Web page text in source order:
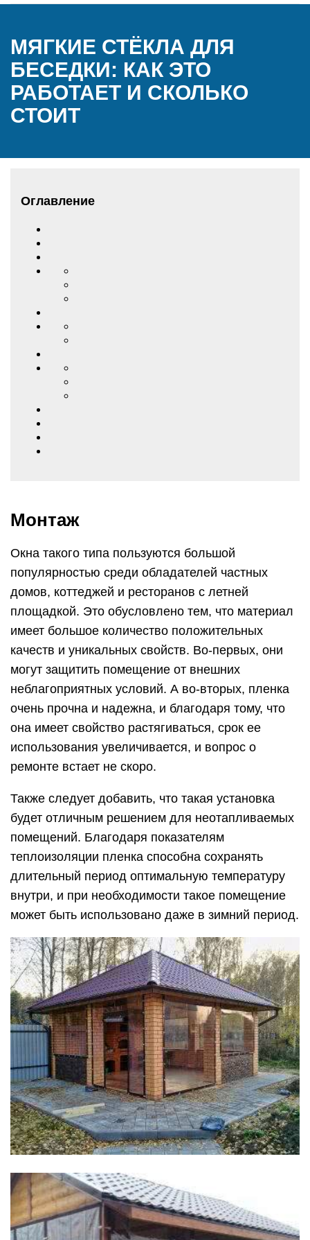
МЯГКИЕ СТЁКЛА ДЛЯ
БЕСЕДКИ: КАК ЭТО
РАБОТАЕТ И СКОЛЬКО
СТОИТ
Оглавление
Монтаж
Окна такого типа пользуются большой
популярностью среди обладателей частных
домов, коттеджей и ресторанов с летней
площадкой. Это обусловлено тем, что материал
имеет большое количество положительных
качеств и уникальных свойств. Во-первых, они
могут защитить помещение от внешних
неблагоприятных условий. А во-вторых, пленка
очень прочна и надежна, и благодаря тому, что
она имеет свойство растягиваться, срок ее
использования увеличивается, и вопрос о
ремонте встает не скоро.
Также следует добавить, что такая установка
будет отличным решением для неотапливаемых
помещений. Благодаря показателям
теплоизоляции пленка способна сохранять
длительный период оптимальную температуру
внутри, и при необходимости такое помещение
может быть использовано даже в зимний период.